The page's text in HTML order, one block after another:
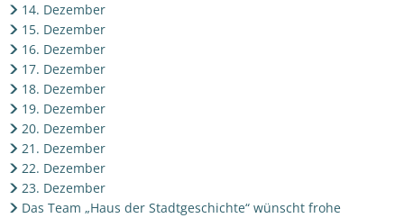
14. Dezember
15. Dezember
16. Dezember
17. Dezember
18. Dezember
19. Dezember
20. Dezember
21. Dezember
22. Dezember
23. Dezember
Das Team „Haus der Stadtgeschichte“ wünscht frohe